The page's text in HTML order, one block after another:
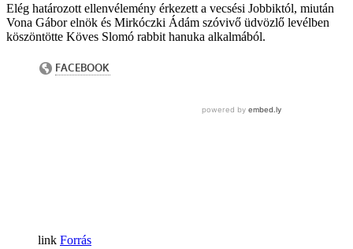
Elég határozott ellenvélemény érkezett a vecsési Jobbiktól, miután
Vona Gábor elnök és Mirkóczki Ádám szóvivő üdvözlő levélben
köszöntötte Köves Slomó rabbit hanuka alkalmából.
Forrás